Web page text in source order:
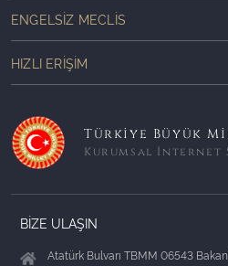
ENGELSIZ MECLIS
HIZLI ERIŞIM
Türkiye Büyük
Kurumsal İnternet
BİZE ULAŞIN
Atatürk Bulvarı TBMM 06543